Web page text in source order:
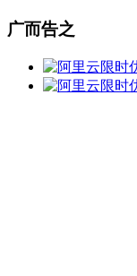
广而告之